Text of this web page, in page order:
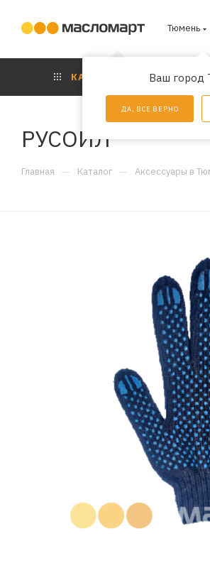
Тюмень
Ваш город
ДА, ВСЕ ВЕРНО
КАТАЛОГ
РУСОЙЛ
Главная — Каталог — Аксессуары в